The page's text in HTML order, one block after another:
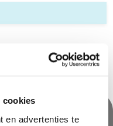
cookies
en advertenties te